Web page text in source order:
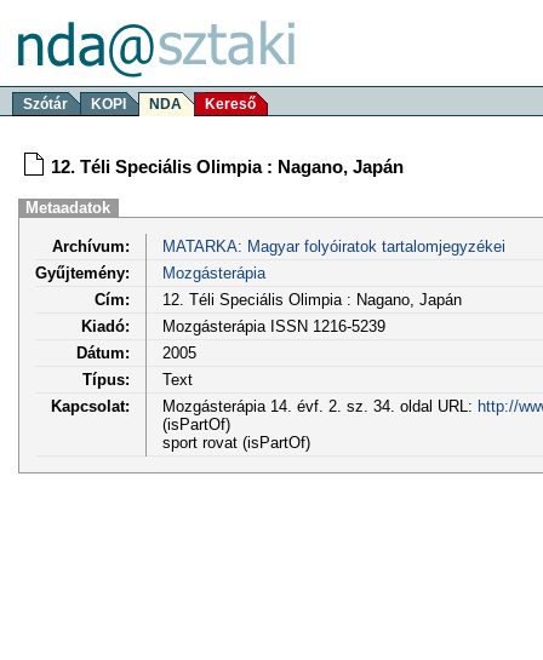
Szótár KOPI NDA Kereső
12. Téli Speciális Olimpia : Nagano, Japán
Metaadatok
Archívum:
MATARKA: Magyar folyóiratok tartalomjegyzékei
Gyűjtemény:
Mozgásterápia
Cím:
12. Téli Speciális Olimpia : Nagano, Japán
Kiadó:
Mozgásterápia ISSN 1216-5239
Dátum:
2005
Típus:
Text
Kapcsolat:
Mozgásterápia 14. évf. 2. sz. 34. oldal URL: http://
(isPartOf)
sport rovat (isPartOf)